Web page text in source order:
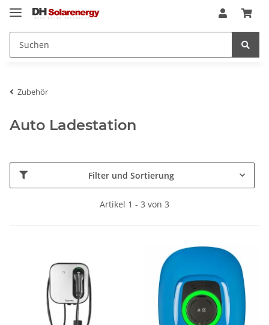
Zubehör
Auto Ladestation
Filter und Sortierung
Artikel 1 - 3 von 3